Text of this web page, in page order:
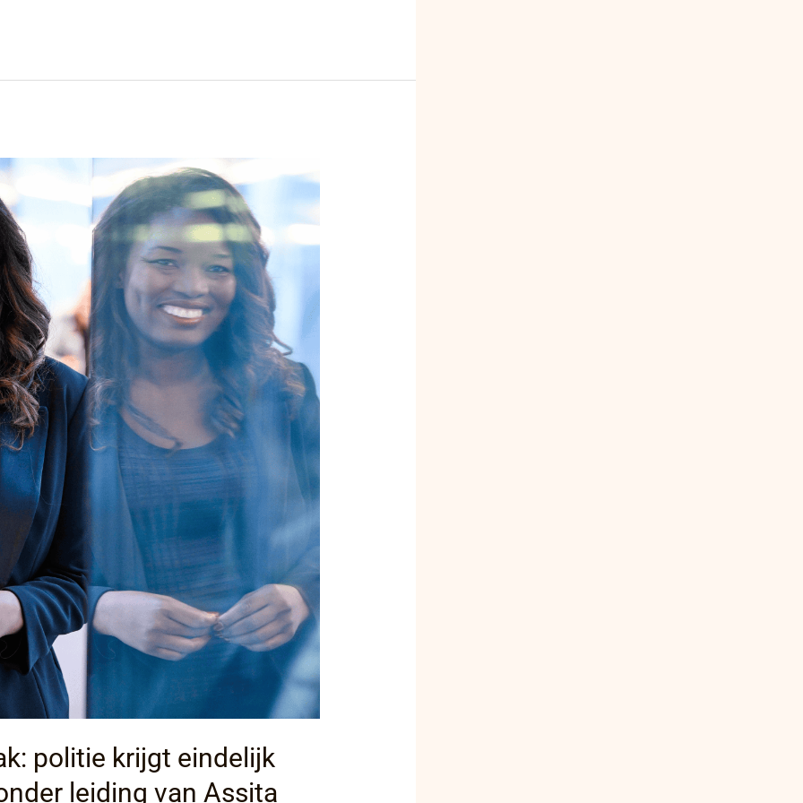
politie krijgt eindelijk
leiding van Assita